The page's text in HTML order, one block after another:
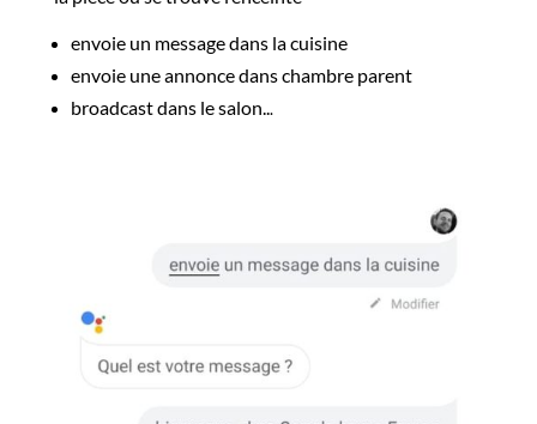
envoie un message dans la cuisine
envoie une annonce dans chambre parent
broadcast dans le salon...